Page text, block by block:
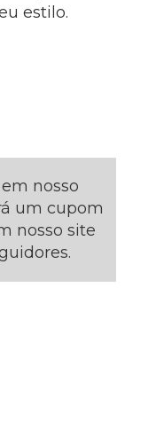
estilo.
nosso
um cupom
nosso site